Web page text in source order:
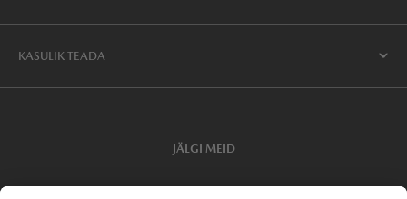
KASULIK TEADA
JÄLGI MEID